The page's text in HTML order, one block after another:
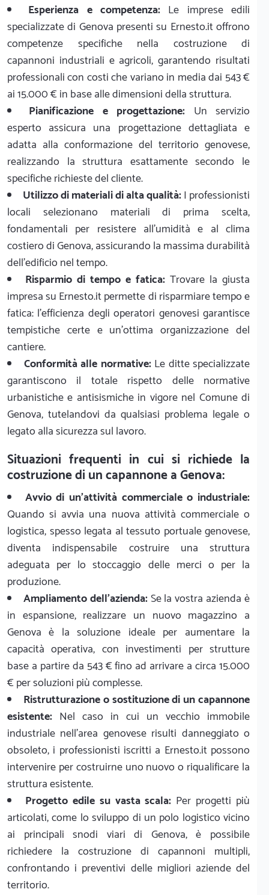
Esperienza e competenza: Le imprese edili
specializzate di Genova presenti su Ernesto.it offrono
competenze specifiche nella costruzione di
capannoni industriali e agricoli, garantendo risultati
professionali con costi che variano in media dai 543 €
ai 15.000 € in base alle dimensioni della struttura.
Pianificazione e progettazione: Un servizio
esperto assicura una progettazione dettagliata e
adatta alla conformazione del territorio genovese,
realizzando la struttura esattamente secondo le
specifiche richieste del cliente.
Utilizzo di materiali di alta qualità:I professionisti
locali selezionano materiali di prima scelta,
fondamentali per resistere all'umidità e al clima
costiero di Genova, assicurando la massima durabilità
dell'edificio nel tempo.
Risparmio di tempo e fatica: Trovare la giusta
impresa su Ernesto.it permette di risparmiare tempo e
fatica: l'efficienza degli operatori genovesi garantisce
tempistiche certe e un'ottima organizzazione del
cantiere.
Conformità alle normative:Le ditte specializzate
garantiscono il totale rispetto delle normative
urbanistiche e antisismiche in vigore nel Comune di
Genova, tutelandovi da qualsiasi problema legale o
legato alla sicurezza sul lavoro.
Situazioni frequenti in cui si richiede la
costruzione di un capannone a Genova:
Avvio di un'attività commerciale o industriale:
Quando si avvia una nuova attività commerciale o
logistica, spesso legata al tessuto portuale genovese,
diventa indispensabile costruire una struttura
adeguata per lo stoccaggio delle merci o per la
produzione.
Ampliamento dell'azienda:Se la vostra azienda è
in espansione, realizzare un nuovo magazzino a
Genova è la soluzione ideale per aumentare la
capacità operativa, con investimenti per strutture
base a partire da 543 € fino ad arrivare a circa 15.000
€ per soluzioni più complesse.
Ristrutturazione o sostituzione di un capannone
esistente: Nel caso in cui un vecchio immobile
industriale nell'area genovese risulti danneggiato o
obsoleto, i professionisti iscritti a Ernesto.it possono
intervenire per costruirne uno nuovo o riqualificare la
struttura esistente.
Progetto edile su vasta scala: Per progetti più
articolati, come lo sviluppo di un polo logistico vicino
ai principali snodi viari di Genova, è possibile
richiedere la costruzione di capannoni multipli,
confrontando i preventivi delle migliori aziende del
territorio.